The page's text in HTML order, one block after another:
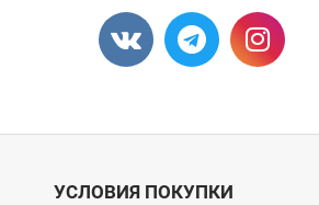
УСЛОВИЯ ПОКУПКИ